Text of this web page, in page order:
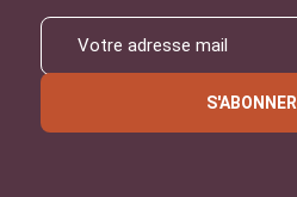
S'ABONNER